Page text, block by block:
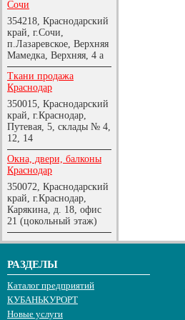
Сочи
354218, Краснодарский
край, г.Сочи,
п.Лазаревское, Верхняя
Мамедка, Верхняя, 4 а
Ткани продажа
Краснодар
350015, Краснодарский
край, г.Краснодар,
Путевая, 5, склады № 4,
12, 14
Окна, двери, балконы
Краснодар
350072, Краснодарский
край, г.Краснодар,
Карякина, д. 18, офис
21 (цокольный этаж)
РАЗДЕЛЫ
Каталог предприятий
КУБАНЬКУРОРТ
Новые услуги